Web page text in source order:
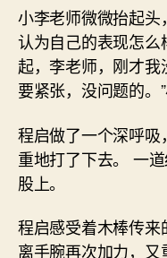
小李老师微微抬起头
认为自己的表现怎么
起，李老师，刚才我
要紧张，没问题的。
程启做了一个深呼
重地打了下去。 一
股上。
程启感受着木棒传
离手腕再次加力，又